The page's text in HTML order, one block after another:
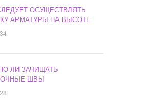
ОСУЩЕСТВЛЯТЬ
АРМАТУРЫ НА ВЫСОТЕ
ЛИ ЗАЧИЩАТЬ
ШВЫ